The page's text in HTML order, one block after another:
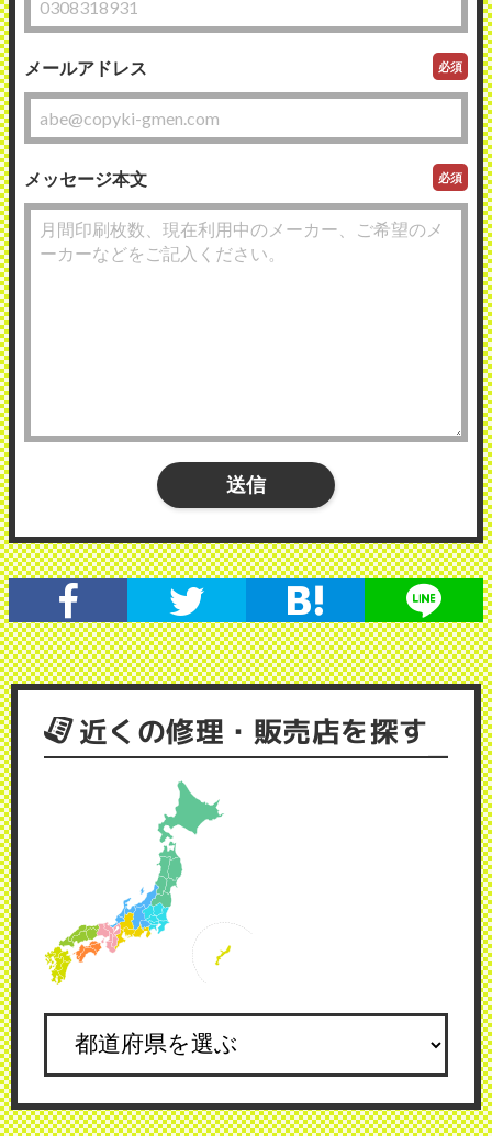
メールアドレス 必須
メッセージ本文 必須
近くの修理・販売店を探す